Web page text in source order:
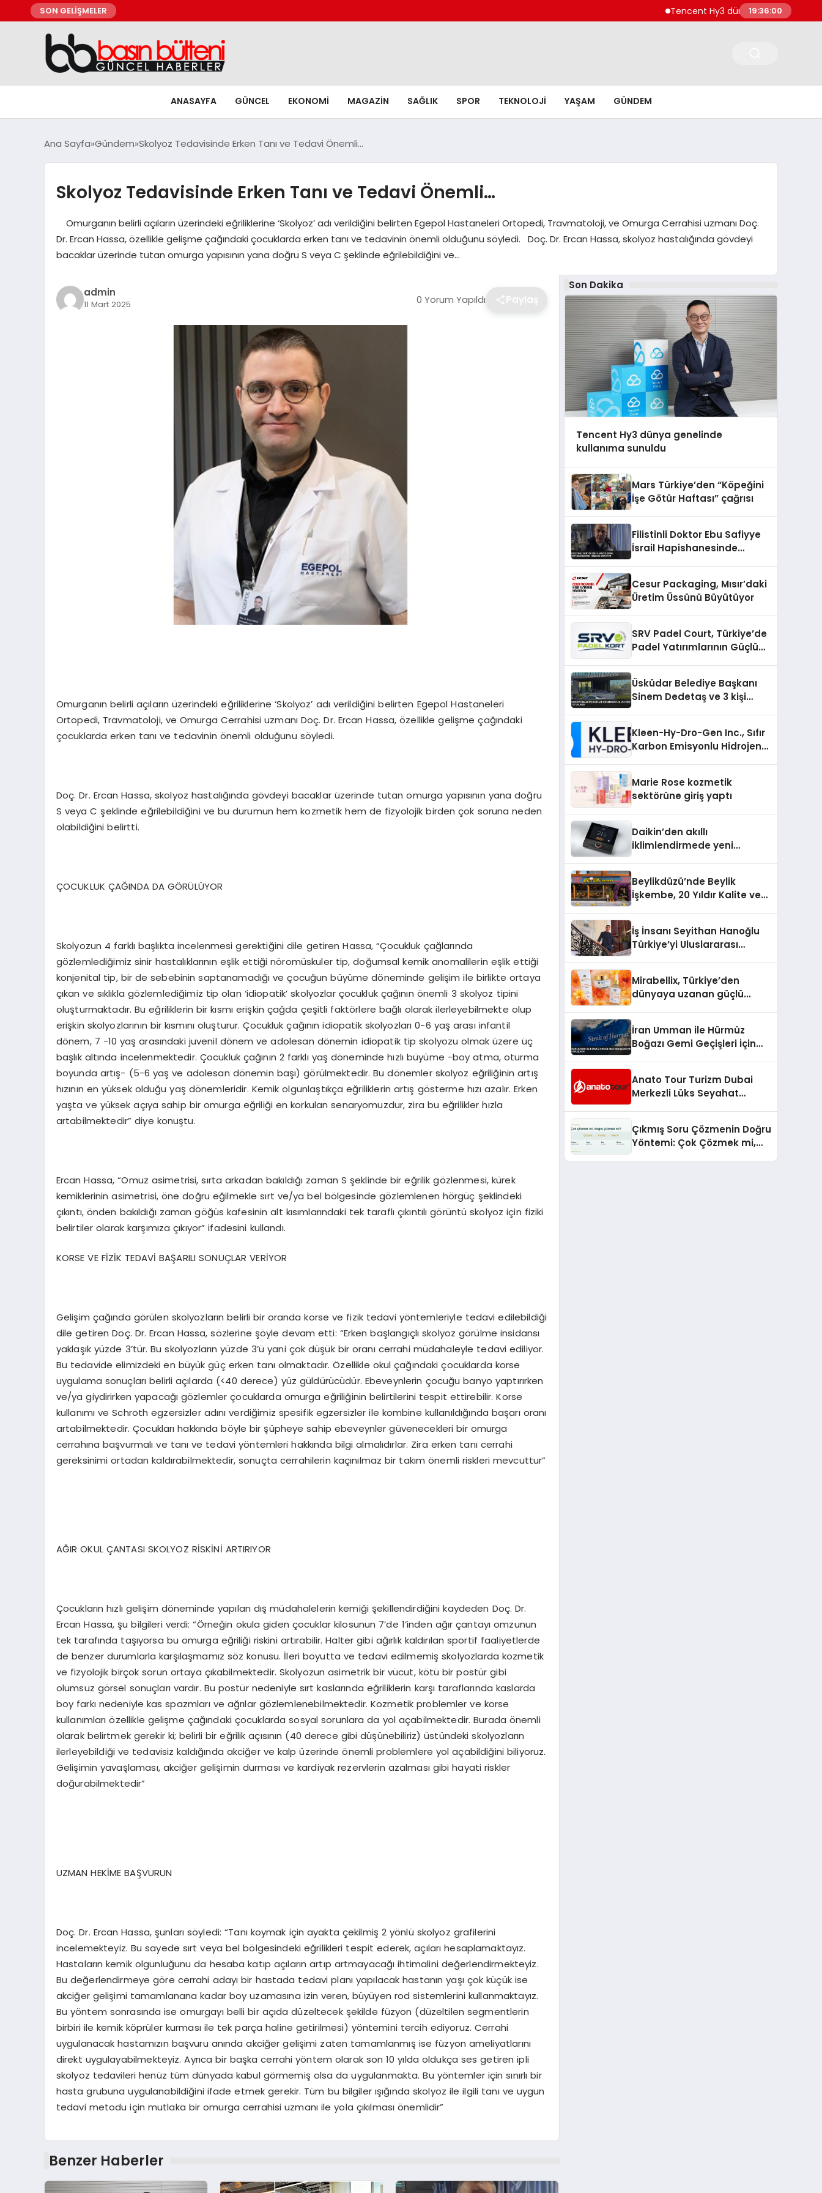
SON GELİŞMELER Tencent Hy3 dünya genelinde kullanıma
19:36:01
ANASAYFA GÜNCEL EKONOMI MAGAZIN SAĞLIK SPOR TEKNOLOJI YAŞAM GÜNDEM
Ana Sayfa Gündem Skolyoz Tedavisinde Erken Tanı ve Tedavi Önemli…
Skolyoz Tedavisinde Erken Tanı ve Tedavi Önemli…
Omurganın belirli açıların üzerindeki eğriliklerine ‘Skolyoz’ adı verildiğini belirten Egepol Hastaneleri Ortopedi, Travmatoloji, ve Omurga Cerrahisi uzmanı Doç.
Dr. Ercan Hassa, özellikle gelişme çağındaki çocuklarda erken tanı ve tedavinin önemli olduğunu söyledi. Doç. Dr. Ercan Hassa, skolyoz hastalığında gövdeyi
bacaklar üzerinde tutan omurga yapısının yana doğru S veya C şeklinde eğrilebildiğini ve…
admin
11 Mart 2025 0 Yorum Yapıldı Paylaş
Omurganın belirli açıların üzerindeki eğriliklerine ‘Skolyoz’ adı verildiğini belirten Egepol Hastaneleri
Ortopedi, Travmatoloji, ve Omurga Cerrahisi uzmanı Doç. Dr. Ercan Hassa, özellikle gelişme çağındaki
çocuklarda erken tanı ve tedavinin önemli olduğunu söyledi.
Doç. Dr. Ercan Hassa, skolyoz hastalığında gövdeyi bacaklar üzerinde tutan omurga yapısının yana doğru
S veya C şeklinde eğrilebildiğini ve bu durumun hem kozmetik hem de fizyolojik birden çok soruna neden
olabildiğini belirtti.
ÇOCUKLUK ÇAĞINDA DA GÖRÜLÜYOR
Skolyozun 4 farklı başlıkta incelenmesi gerektiğini dile getiren Hassa, “Çocukluk çağlarında
gözlemlediğimiz sinir hastalıklarının eşlik ettiği nöromüskuler tip, doğumsal kemik anomalilerin eşlik ettiği
konjenital tip, bir de sebebinin saptanamadığı ve çocuğun büyüme döneminde gelişim ile birlikte ortaya
çıkan ve sıklıkla gözlemlediğimiz tip olan ‘idiopatik’ skolyozlar çocukluk çağının önemli 3 skolyoz tipini
oluşturmaktadır. Bu eğriliklerin bir kısmı erişkin çağda çeşitli faktörlere bağlı olarak ilerleyebilmekte olup
erişkin skolyozlarının bir kısmını oluşturur. Çocukluk çağının idiopatik skolyozları 0-6 yaş arası infantil
dönem, 7 -10 yaş arasındaki juvenil dönem ve adolesan dönemin idiopatik tip skolyozu olmak üzere üç
başlık altında incelenmektedir. Çocukluk çağının 2 farklı yaş döneminde hızlı büyüme -boy atma, oturma
boyunda artış- (5-6 yaş ve adolesan dönemin başı) görülmektedir. Bu dönemler skolyoz eğriliğinin artış
hızının en yüksek olduğu yaş dönemleridir. Kemik olgunlaştıkça eğriliklerin artış gösterme hızı azalır. Erken
yaşta ve yüksek açıya sahip bir omurga eğriliği en korkulan senaryomuzdur, zira bu eğrilikler hızla
artabilmektedir” diye konuştu.
Ercan Hassa, “Omuz asimetrisi, sırta arkadan bakıldığı zaman S şeklinde bir eğrilik gözlenmesi, kürek
kemiklerinin asimetrisi, öne doğru eğilmekle sırt ve/ya bel bölgesinde gözlemlenen hörgüç şeklindeki
çıkıntı, önden bakıldığı zaman göğüs kafesinin alt kısımlarındaki tek taraflı çıkıntılı görüntü skolyoz için fiziki
belirtiler olarak karşımıza çıkıyor” ifadesini kullandı.
KORSE VE FİZİK TEDAVİ BAŞARILI SONUÇLAR VERİYOR
Gelişim çağında görülen skolyozların belirli bir oranda korse ve fizik tedavi yöntemleriyle tedavi edilebildiği
dile getiren Doç. Dr. Ercan Hassa, sözlerine şöyle devam etti: “Erken başlangıçlı skolyoz görülme insidansı
yaklaşık yüzde 3’tür. Bu skolyozların yüzde 3’ü yani çok düşük bir oranı cerrahi müdahaleyle tedavi ediliyor.
Bu tedavide elimizdeki en büyük güç erken tanı olmaktadır. Özellikle okul çağındaki çocuklarda korse
uygulama sonuçları belirli açılarda (<40 derece) yüz güldürücüdür. Ebeveynlerin çocuğu banyo yaptırırken
ve/ya giydirirken yapacağı gözlemler çocuklarda omurga eğriliğinin belirtilerini tespit ettirebilir. Korse
kullanımı ve Schroth egzersizler adını verdiğimiz spesifik egzersizler ile kombine kullanıldığında başarı oranı
artabilmektedir. Çocukları hakkında böyle bir şüpheye sahip ebeveynler güvenecekleri bir omurga
cerrahına başvurmalı ve tanı ve tedavi yöntemleri hakkında bilgi almalıdırlar. Zira erken tanı cerrahi
gereksinimi ortadan kaldırabilmektedir, sonuçta cerrahilerin kaçınılmaz bir takım önemli riskleri mevcuttur”
AĞIR OKUL ÇANTASI SKOLYOZ RİSKİNİ ARTIRIYOR
Çocukların hızlı gelişim döneminde yapılan dış müdahalelerin kemiği şekillendirdiğini kaydeden Doç. Dr.
Ercan Hassa, şu bilgileri verdi: “Örneğin okula giden çocuklar kilosunun 7’de 1’inden ağır çantayı omzunun
tek tarafında taşıyorsa bu omurga eğriliği riskini artırabilir. Halter gibi ağırlık kaldırılan sportif faaliyetlerde
de benzer durumlarla karşılaşmamız söz konusu. İleri boyutta ve tedavi edilmemiş skolyozlarda kozmetik
ve fizyolojik birçok sorun ortaya çıkabilmektedir. Skolyozun asimetrik bir vücut, kötü bir postür gibi
olumsuz görsel sonuçları vardır. Bu postür nedeniyle sırt kaslarında eğriliklerin karşı taraflarında kaslarda
boy farkı nedeniyle kas spazmları ve ağrılar gözlemlenebilmektedir. Kozmetik problemler ve korse
kullanımları özellikle gelişme çağındaki çocuklarda sosyal sorunlara da yol açabilmektedir. Burada önemli
olarak belirtmek gerekir ki; belirli bir eğrilik açısının (40 derece gibi düşünebiliriz) üstündeki skolyozların
ilerleyebildiği ve tedavisiz kaldığında akciğer ve kalp üzerinde önemli problemlere yol açabildiğini biliyoruz.
Gelişimin yavaşlaması, akciğer gelişimin durması ve kardiyak rezervlerin azalması gibi hayati riskler
doğurabilmektedir”
UZMAN HEKİME BAŞVURUN
Doç. Dr. Ercan Hassa, şunları söyledi: “Tanı koymak için ayakta çekilmiş 2 yönlü skolyoz grafilerini
incelemekteyiz. Bu sayede sırt veya bel bölgesindeki eğrilikleri tespit ederek, açıları hesaplamaktayız.
Hastaların kemik olgunluğunu da hesaba katıp açıların artıp artmayacağı ihtimalini değerlendirmekteyiz.
Bu değerlendirmeye göre cerrahi adayı bir hastada tedavi planı yapılacak hastanın yaşı çok küçük ise
akciğer gelişimi tamamlanana kadar boy uzamasına izin veren, büyüyen rod sistemlerini kullanmaktayız.
Bu yöntem sonrasında ise omurgayı belli bir açıda düzeltecek şekilde füzyon (düzeltilen segmentlerin
birbiri ile kemik köprüler kurması ile tek parça haline getirilmesi) yöntemini tercih ediyoruz. Cerrahi
uygulanacak hastamızın başvuru anında akciğer gelişimi zaten tamamlanmış ise füzyon ameliyatlarını
direkt uygulayabilmekteyiz. Ayrıca bir başka cerrahi yöntem olarak son 10 yılda oldukça ses getiren ipli
skolyoz tedavileri henüz tüm dünyada kabul görmemiş olsa da uygulanmakta. Bu yöntemler için sınırlı bir
hasta grubuna uygulanabildiğini ifade etmek gerekir. Tüm bu bilgiler ışığında skolyoz ile ilgili tanı ve uygun
tedavi metodu için mutlaka bir omurga cerrahisi uzmanı ile yola çıkılması önemlidir”
Benzer Haberler
Son Dakika
Tencent Hy3 dünya genelinde
kullanıma sunuldu
Mars Türkiye’den “Köpeğini
İşe Götür Haftası” çağrısı
Filistinli Doktor Ebu Safiyye
İsrail Hapishanesinde
Cesur Packaging, Mısır’daki
Üretim Üssünü Büyütüyor
SRV Padel Court, Türkiye’de
Padel Yatırımlarının Güçlü
Üsküdar Belediye Başkanı
Sinem Dedetaş ve 3 kişi
Kleen-Hy-Dro-Gen Inc., Sıfır
Karbon Emisyonlu Hidrojen
Aldı
Marie Rose kozmetik
sektörüne giriş yaptı
Daikin’den akıllı
iklimlendirmede yeni
Beylikdüzü’nde Beylik
İşkembe, 20 Yıldır Kalite ve
İş İnsanı Seyithan Hanoğlu
Türkiye’yi Uluslararası
Mirabellix, Türkiye’den
dünyaya uzanan güçlü
İran Umman ile Hürmüz
Boğazı Gemi Geçişleri İçin
Anato Tour Turizm Dubai
Merkezli Lüks Seyahat
Çıkmış Soru Çözmenin Doğru
Yöntemi: Çok Çözmek mi,